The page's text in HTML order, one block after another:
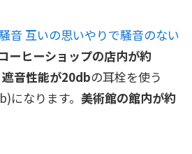
音 互いの思いやりで騒音のない
ーヒーショップの店内が約
遮音性能が20dbの耳栓を使う
になります。 美術館の館内が約